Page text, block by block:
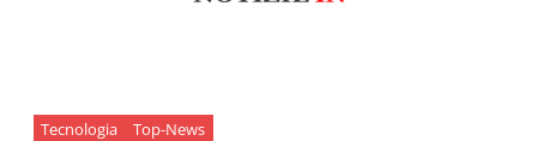
Tecnologia Top-News